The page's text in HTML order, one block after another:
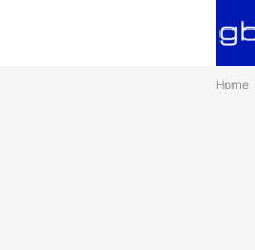
Home